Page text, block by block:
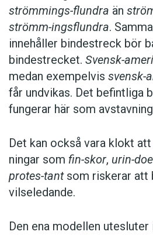
strömmings-flundra än
strömm-ingsflundra.
innehåller bindestreck bör
bindestrecket. Svensk-
medan exempelvis svensk-
får undvikas. Det befintliga
fungerar här som
Det kan också vara klokt
ningar som fin-skor, urin-
protes-tantsom riskerar att
vilseledande.
Den ena modellen utesluter